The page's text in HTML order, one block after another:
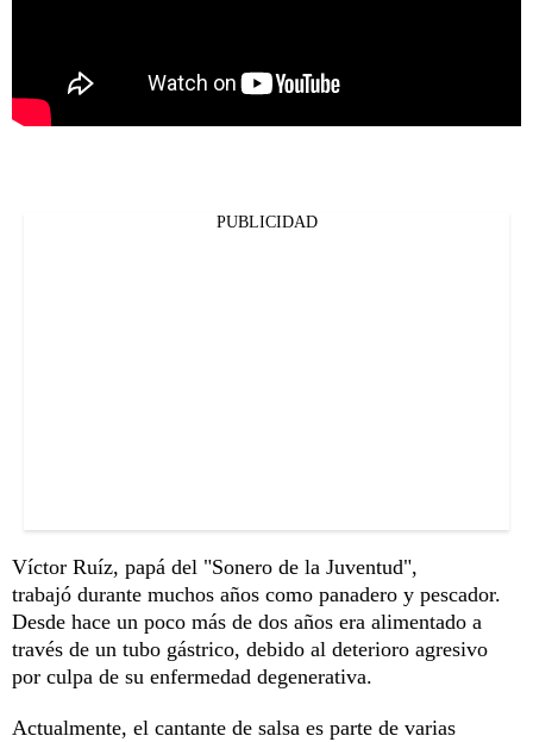
PUBLICIDAD
Víctor Ruíz, papá del "Sonero de la Juventud",
trabajó durante muchos años como panadero y pescador.
Desde hace un poco más de dos años era alimentado a
través de un tubo gástrico, debido al deterioro agresivo
por culpa de su enfermedad degenerativa.
Actualmente, el cantante de salsa es parte de varias